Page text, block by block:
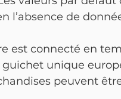
l’absence de
est connecté en
guichet unique
peuvent